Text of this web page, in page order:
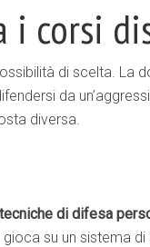
i corsi
di scelta. La
da
diversa.
tecniche di difesa
su un sistema di